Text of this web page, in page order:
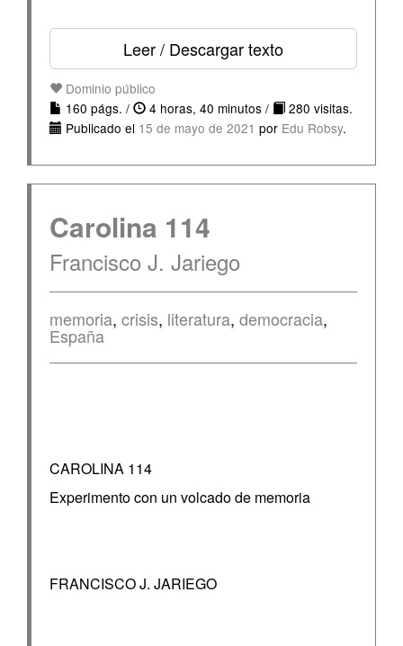
Leer / Descargar texto
Dominio público
160 págs. /
4 horas, 40 minutos /
280 visitas.
Publicado el 15 de mayo de 2021 por Edu Robsy.
Carolina 114
Francisco J. Jariego
memoria, crisis, literatura, democracia,
España
CAROLINA 114
Experimento con un volcado de memoria
FRANCISCO J. JARIEGO